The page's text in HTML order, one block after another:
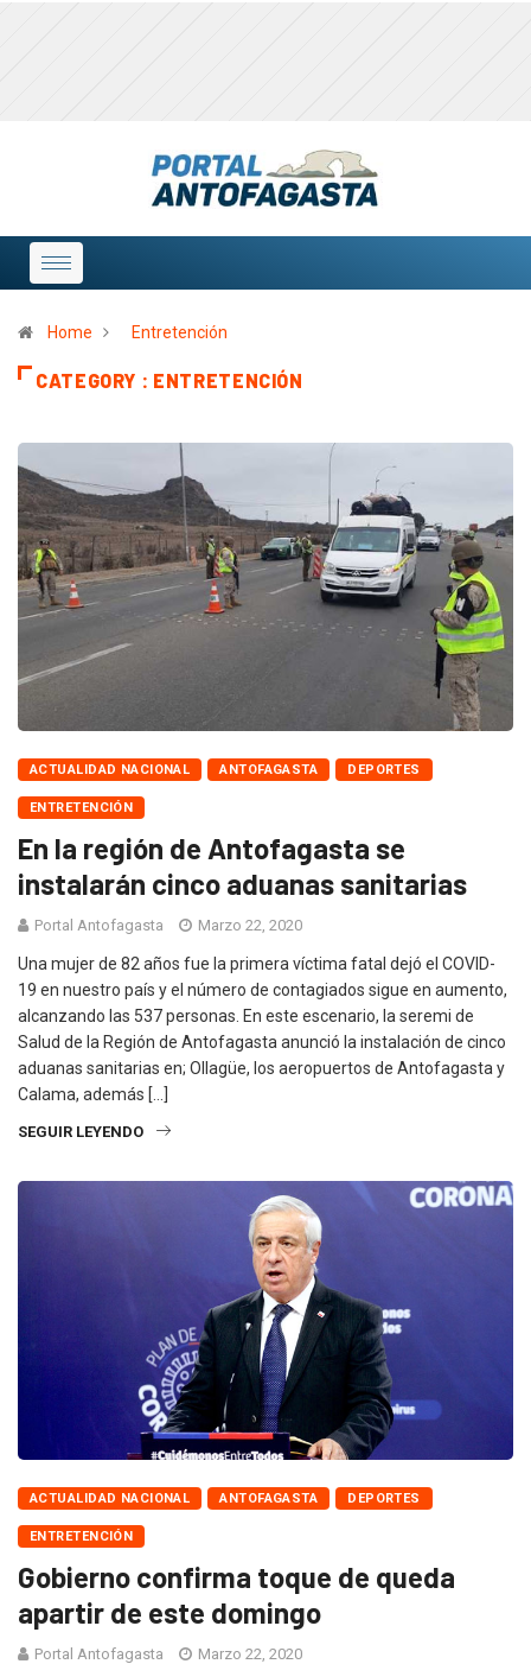
Home Entretención
CATEGORY : ENTRETENCIÓN
ACTUALIDAD NACIONAL ANTOFAGASTA DEPORTES
ENTRETENCIÓN
En la región de Antofagasta se
instalarán cinco aduanas sanitarias
Portal Antofagasta Marzo 22, 2020
Una mujer de 82 años fue la primera víctima fatal dejó el COVID-
19 en nuestro país y el número de contagiados sigue en aumento,
alcanzando las 537 personas. En este escenario, la seremi de
Salud de la Región de Antofagasta anunció la instalación de cinco
aduanas sanitarias en; Ollagüe, los aeropuertos de Antofagasta y
Calama, además […]
SEGUIR LEYENDO
ACTUALIDAD NACIONAL ANTOFAGASTA DEPORTES
ENTRETENCIÓN
Gobierno confirma toque de queda
apartir de este domingo
Portal Antofagasta Marzo 22, 2020